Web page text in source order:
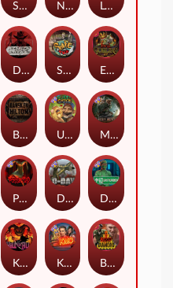
Nexus Blood & Shadow
Kill Em All Blood Diamond
Dead, Dead, or Deader Skate or Die
Stockholm Syndrome
Bangkok Hilton
Loner
Kiss My Chainsaw
Evil Goblins xBomb
Possessed Disturbed
Misery Mining
D Day
Ugliest Catch